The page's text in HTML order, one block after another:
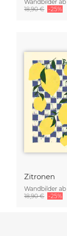
Wandbilder ab
18,90 € -25%
Zitronen
Wandbilder ab
18,90 € -25%